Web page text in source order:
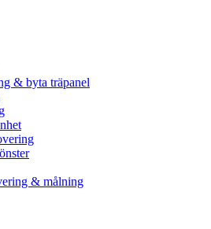
& byta träpanel
& målning